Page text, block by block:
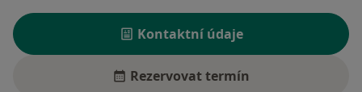
Kontaktní údaje
Rezervovat termín